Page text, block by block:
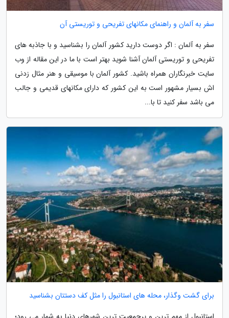
سفر به آلمان و راهنمای مکانهای تفریحی و توریستی آن
سفر به آلمان : اگر دوست دارید کشور آلمان را بشناسید و با جاذبه های
تفریحی و توریستی آلمان آشنا شوید بهتر است با ما در این مقاله از وب
سایت خبرنگاران همراه باشید. کشور آلمان با موسیقی و هنر مثال زدنی
اش بسیار مشهور است به این کشور که دارای مکانهای قدیمی و جالب
می باشد سفر کنید تا با...
برای گشت وگذار، محله های استانبول را مثل کف دستتان بشناسید